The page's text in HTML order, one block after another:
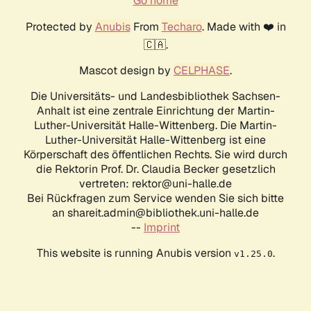
Protected by AnubisFrom Techaro. Made with ❤️ in
🇨🇦.
Mascot design by CELPHASE.
Die Universitäts- und Landesbibliothek Sachsen-
Anhalt ist eine zentrale Einrichtung der Martin-
Luther-Universität Halle-Wittenberg. Die Martin-
Luther-Universität Halle-Wittenberg ist eine
Körperschaft des öffentlichen Rechts. Sie wird durch
die Rektorin Prof. Dr. Claudia Becker gesetzlich
vertreten: rektor@uni-halle.de
Bei Rückfragen zum Service wenden Sie sich bitte
an shareit.admin@bibliothek.uni-halle.de
-- Imprint
This website is running Anubis version v1.25.0.